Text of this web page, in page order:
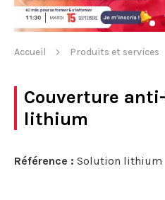
Accueil Produits et services
Couverture
lithium
Référence : Solution lithium